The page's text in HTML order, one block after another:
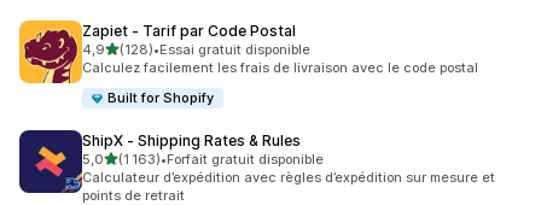
Zapiet ‑ Tarif par Code Postal
4,9étoile(s) sur 5
(128)
128 avis au total
•Essai gratuit disponible
Calculez facilement les frais de livraison avec le code postal
Built for Shopify
ShipX ‑ Shipping Rates & Rules
5,0étoile(s) sur 5
(1 163)
1163 avis au total
•Forfait gratuit disponible
Calculateur d’expédition avec règles d’expédition sur mesure et
points de retrait